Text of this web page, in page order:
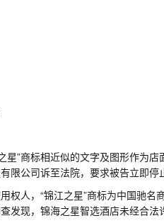
星”商标相近似的文字及图形作为
公司诉至法院，要求被告立即停
权人，“锦江之星”商标为中国驰
发现，锦海之星智选酒店未经合